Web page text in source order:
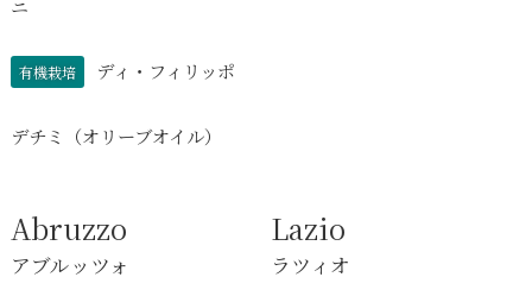
ニ
有機栽培 ディ・フィリッポ
デチミ（オリーブオイル）
Abruzzo
アブルッツォ
Lazio
ラツィオ